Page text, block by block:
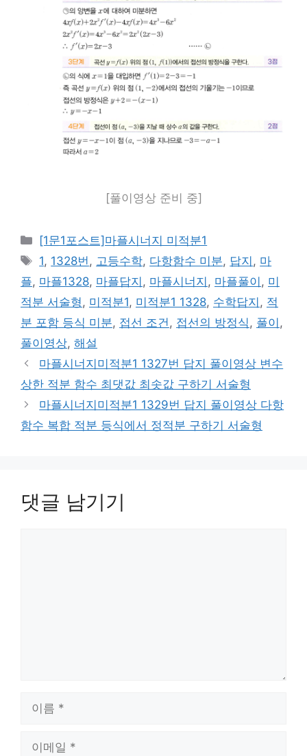
[풀이영상 준비 중]
카
테
리
[1문1포스트]마플시너지 미적분1
태
그
1, 1328번, 고등수학, 다항함수 미분, 답지 , 마
플, 마플1328, 마플답지 , 마플시너지 , 마플풀이 , 미
적분 서술형, 미적분1, 미적분1 1328, 수학답지 , 적
분 포함 등식 미분, 접선 조건, 접선의 방정식, 풀이 ,
풀이영상, 해설
마플시너지미적분1 1327번 답지 풀이영상 변수
상한 적분 함수 최댓값 최솟값 구하기 서술형
마플시너지미적분1 1329번 답지 풀이영상 다항
함수 복합 적분 등식에서 정적분 구하기 서술형
댓글 남기기